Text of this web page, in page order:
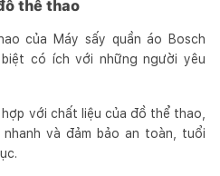
thể thao
của Máy sấy quần áo Bosch
có ích với những người yêu
với chất liệu của đồ thể thao,
và đảm bảo an toàn, tuổi